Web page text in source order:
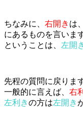
ちなみに、 右開き は
にあるものを言いま
ということは、 左開
先程の質問に戻りま
一般的に言えば、 右
左利きの方は左開き